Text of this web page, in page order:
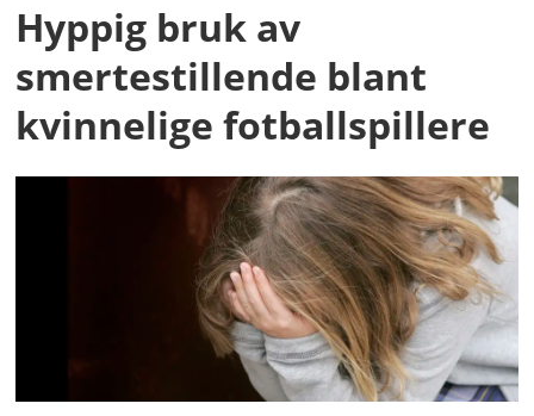
Hyppig bruk av
smertestillende blant
kvinnelige fotballspillere